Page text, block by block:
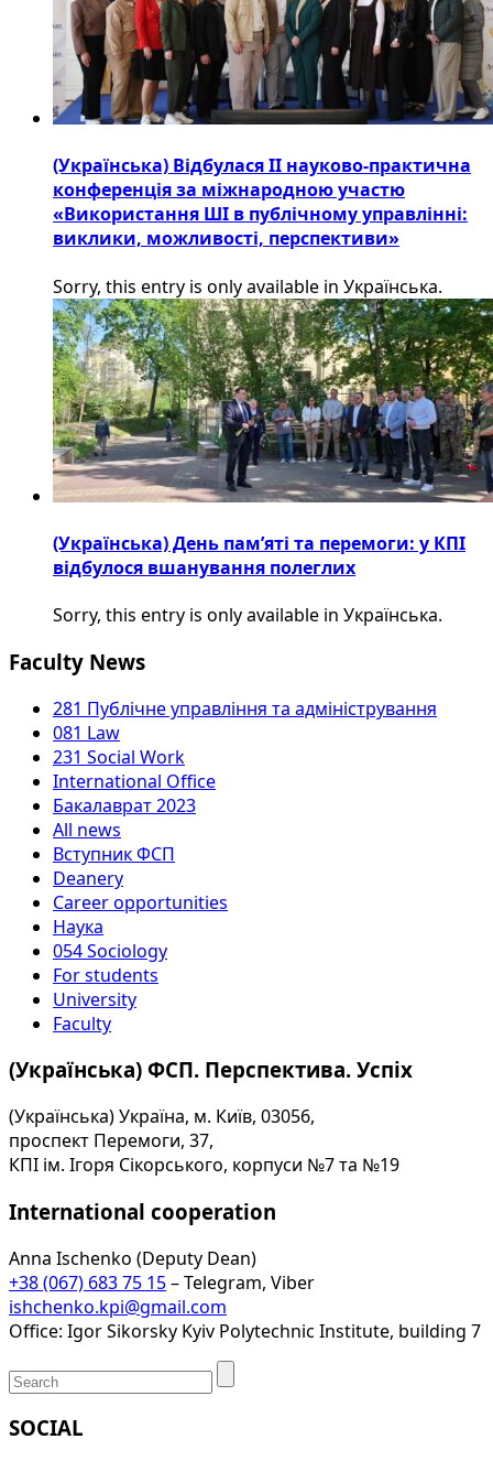
(Українська) Відбулася ІІ науково-практична
конференція за міжнародною участю
«Використання ШІ в публічному управлінні:
виклики, можливості, перспективи»
Sorry, this entry is only available in Українська.
(Українська) День пам’яті та перемоги: у КПІ
відбулося вшанування полеглих
Sorry, this entry is only available in Українська.
Faculty News
281 Публічне управління та адміністрування
081 Law
231 Social Work
International Office
Бакалаврат 2023
All news
Вступник ФСП
Deanery
Career opportunities
Наука
054 Sociology
For students
University
Faculty
(Українська) ФСП. Перспектива. Успіх
(Українська) Україна, м. Київ, 03056,
проспект Перемоги, 37,
КПІ ім. Ігоря Сікорського, корпуси №7 та №19
International cooperation
Anna Ischenko (Deputy Dean)
+38 (067) 683 75 15– Telegram, Viber
ishchenko.kpi@gmail.com
Office: Igor Sikorsky Kyiv Polytechnic Institute, building 7
SOCIAL